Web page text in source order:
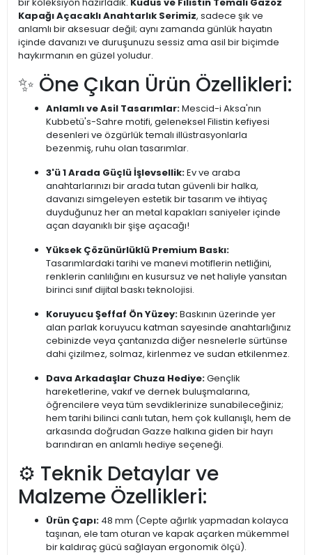
bir koleksiyon hazırladık. Kudüs ve Filistin Temalı Gazoz
Kapağı Açacaklı Anahtarlık Serimiz, sadece şık ve
anlamlı bir aksesuar değil; aynı zamanda günlük hayatın
içinde davanızı ve duruşunuzu sessiz ama asil bir biçimde
haykırmanın en güzel yoludur.
✨ Öne Çıkan Ürün Özellikleri:
Anlamlı ve Asil Tasarımlar:Mescid-i Aksa'nın
Kubbetü's-Sahre motifi, geleneksel Filistin kefiyesi
desenleri ve özgürlük temalı illüstrasyonlarla
bezenmiş, ruhu olan tasarımlar.
3'ü 1 Arada Güçlü İşlevsellik:Ev ve araba
anahtarlarınızı bir arada tutan güvenli bir halka,
davanızı simgeleyen estetik bir tasarım ve ihtiyaç
duyduğunuz her an metal kapakları saniyeler içinde
açan dayanıklı bir şişe açacağı!
Yüksek Çözünürlüklü Premium Baskı:
Tasarımlardaki tarihi ve manevi motiflerin netliğini,
renklerin canlılığını en kusursuz ve net haliyle yansıtan
birinci sınıf dijital baskı teknolojisi.
Koruyucu Şeffaf Ön Yüzey:Baskının üzerinde yer
alan parlak koruyucu katman sayesinde anahtarlığınız
cebinizde veya çantanızda diğer nesnelerle sürtünse
dahi çizilmez, solmaz, kirlenmez ve sudan etkilenmez.
Dava Arkadaşlar Chuza Hediye:Gençlik
hareketlerine, vakıf ve dernek buluşmalarına,
öğrencilere veya tüm sevdiklerinize sunabileceğiniz;
hem tarihi bilinci canlı tutan, hem çok kullanışlı, hem de
arkasında doğrudan Gazze halkına giden bir hayrı
barındıran en anlamlı hediye seçeneği.
⚙️ Teknik Detaylar ve
Malzeme Özellikleri:
Ürün Çapı: 48 mm (Cepte ağırlık yapmadan kolayca
taşınan, ele tam oturan ve kapak açarken mükemmel
bir kaldıraç gücü sağlayan ergonomik ölçü).